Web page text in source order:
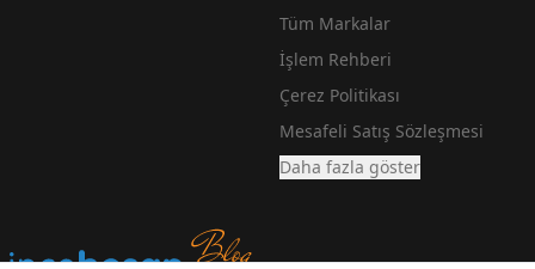
Tüm Markalar
İşlem Rehberi
Çerez Politikası
Mesafeli Satış Sözleşmesi
Daha fazla göster